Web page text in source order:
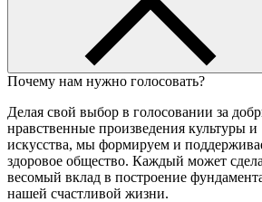
Почему нам нужно голосовать?
Делая свой выбор в голосовании за
нравственные произведения культуры и
искусства, мы формируем и
здоровое общество. Каждый может
весомый вклад в построение
нашей счастливой жизни.